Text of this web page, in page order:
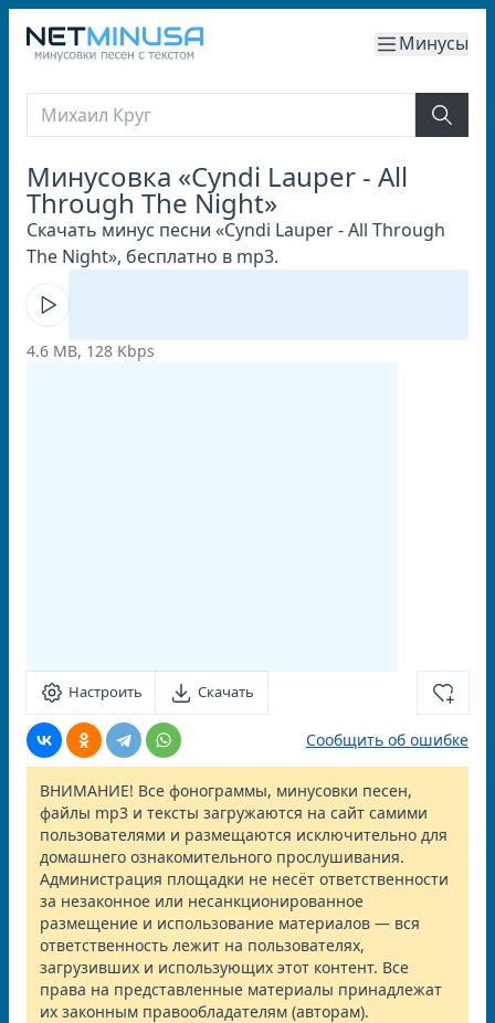
Минусы
Минусовка «Cyndi Lauper - All
Through The Night»
Скачать минус песни «Cyndi Lauper - All Through
The Night», бесплатно в mp3.
4.6 MB, 128 Kbps
Настроить Скачать
Сообщить об ошибке
ВНИМАНИЕ! Все фонограммы, минусовки песен,
файлы mp3 и тексты загружаются на сайт самими
пользователями и размещаются исключительно для
домашнего ознакомительного прослушивания.
Администрация площадки не несёт ответственности
за незаконное или несанкционированное
размещение и использование материалов — вся
ответственность лежит на пользователях,
загрузивших и использующих этот контент. Все
права на представленные материалы принадлежат
их законным правообладателям (авторам).